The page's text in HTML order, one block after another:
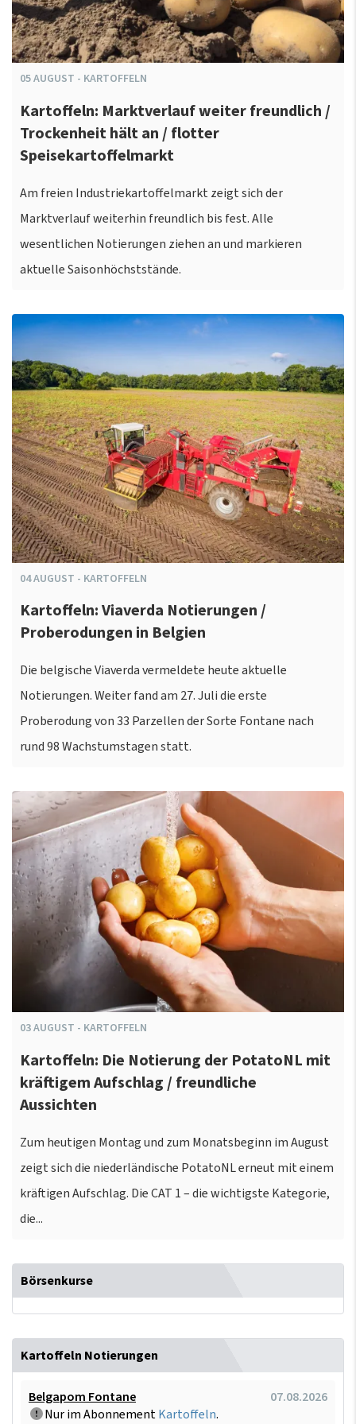
05AUGUST - KARTOFFELN
Kartoffeln: Marktverlauf weiter freundlich /
Trockenheit hält an / flotter
Speisekartoffelmarkt
Am freien Industriekartoffelmarkt zeigt sich der
Marktverlauf weiterhin freundlich bis fest. Alle
wesentlichen Notierungen ziehen an und markieren
aktuelle Saisonhöchststände.
04AUGUST - KARTOFFELN
Kartoffeln: Viaverda Notierungen /
Proberodungen in Belgien
Die belgische Viaverda vermeldete heute aktuelle
Notierungen. Weiter fand am 27. Juli die erste
Proberodung von 33 Parzellen der Sorte Fontane nach
rund 98 Wachstumstagen statt.
03AUGUST - KARTOFFELN
Kartoffeln: Die Notierung der PotatoNL mit
kräftigem Aufschlag / freundliche
Aussichten
Zum heutigen Montag und zum Monatsbeginn im August
zeigt sich die niederländische PotatoNL erneut mit einem
kräftigen Aufschlag. Die CAT 1 – die wichtigste Kategorie,
die...
Börsenkurse
Kartoffeln Notierungen
Belgapom Fontane
07.08.2026
Nur im AbonnementKartoffeln.